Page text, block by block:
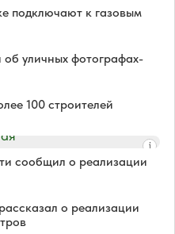
подключают к газовым
об уличных фотографах-
100 строителей
сообщил о реализации
о реализации